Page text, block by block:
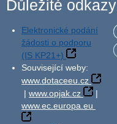
Důležité odkazy
Elektronické podání
žádosti o podporu
(IS KP21+)
Související weby:
www.dotaceeu.cz
| www.opjak.cz
|
www.ec.europa.eu